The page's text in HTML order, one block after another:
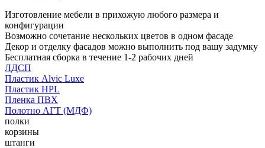
Изготовление мебели в прихожую любого размера и
конфигурации
Возможно сочетание нескольких цветов в одном фасаде
Декор и отделку фасадов можно выполнить под вашу задумку
Бесплатная сборка в течение 1-2 рабочих дней
ЛДСП
Пластик Alvic Luxe
Пластик HPL
Пленка ПВХ
Полотно АГТ (МДФ)
полки
корзины
штанги